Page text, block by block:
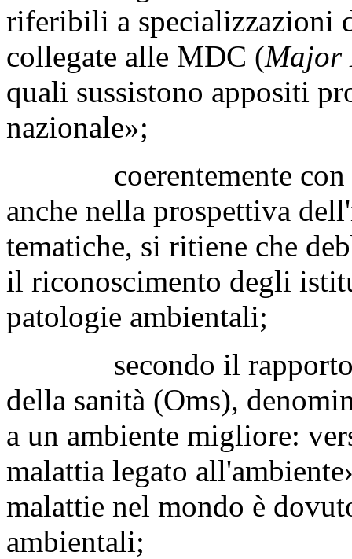
riferibili a specializzazioni
collegate alle MDC (Major
quali sussistono appositi
nazionale»;
coerentemente con
anche nella prospettiva
tematiche, si ritiene che
il riconoscimento degli
patologie ambientali;
secondo il rapporto
della sanità (Oms),
a un ambiente migliore:
malattia legato
malattie nel mondo è
ambientali;